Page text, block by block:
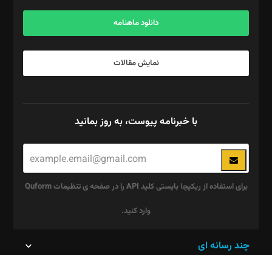
آگهی و مشترکین: ۰۹۱۹۹۹۹۰۴۵۴
دانلود ماهنامه
نمایش مقالات
با خبرنامه پیوست، به روز بمانید
برای استفاده از ریکپچا بایستی کلید API را در صفحه ی تنظیمات Quform
وارد کنید.
چند رسانه ای